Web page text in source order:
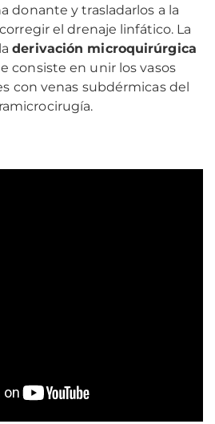
donante y trasladarlos a la
el drenaje linfático. La
derivación microquirúrgica
consiste en unir los vasos
con venas subdérmicas del